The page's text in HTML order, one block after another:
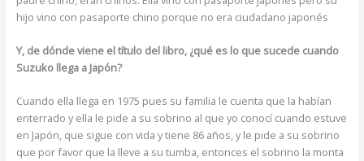
hijo vino con pasaporte chino porque no era ciudadano japonés
Y, de dónde viene el título del libro, ¿qué es lo que sucede cuando
Suzuko llega a Japón?
Cuando ella llega en 1975 pues su familia le cuenta que la habían
enterrado y ella le pide a su sobrino al que yo conocí cuando estuve
en Japón, que sigue con vida y tiene 86 años, y le pide a su sobrino
que por favor que la lleve a su tumba, entonces el sobrino la monta